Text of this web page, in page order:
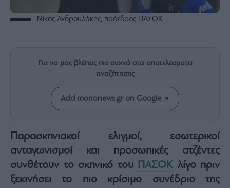
Άρθρα
Auto
Life
&
Style
Υγεία
Νίκος Ανδρουλάκης, πρόεδρος ΠΑΣΟΚ
Για να μας βλέπεις πιο συχνά στα αποτελέσματα
αναζήτησης
Add mononews.gr on Google
Παρασκηνιακοί ελιγμοί, εσωτερικοί
ανταγωνισμοί και προσωπικές ατζέντες
συνθέτουν το σκηνικό του
ΠΑΣΟΚ λίγο πριν
ξεκινήσει το πιο κρίσιμο συνέδριο της